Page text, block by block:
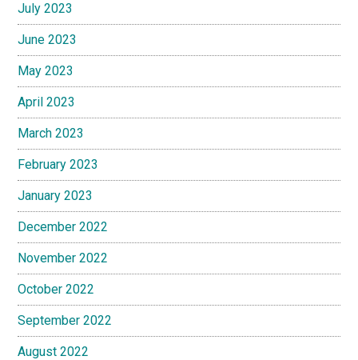
July 2023
June 2023
May 2023
April 2023
March 2023
February 2023
January 2023
December 2022
November 2022
October 2022
September 2022
August 2022